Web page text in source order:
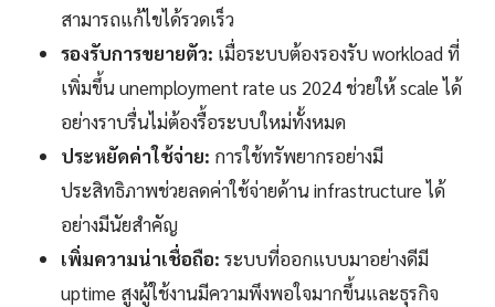
สามารถแก้ไขได้รวดเร็ว
รองรับการขยายตัว: เมื่อระบบต้องรองรับ workload ที่
เพิ่มขึ้น unemployment rate us 2024 ช่วยให้ scale ได้
อย่างราบรื่นไม่ต้องรื้อระบบใหม่ทั้งหมด
ประหยัดค่าใช้จ่าย: การใช้ทรัพยากรอย่างมี
ประสิทธิภาพช่วยลดค่าใช้จ่ายด้าน infrastructure ได้
อย่างมีนัยสำคัญ
เพิ่มความน่าเชื่อถือ: ระบบที่ออกแบบมาอย่างดีมี
uptime สูงผู้ใช้งานมีความพึงพอใจมากขึ้นและธุรกิจ